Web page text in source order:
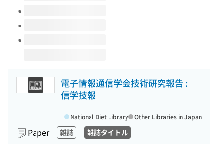
電子情報通信学会技術研究報告 :
信学技報
Paper 雑誌 雑誌タイトル
National Diet Library Other Libraries in Japan